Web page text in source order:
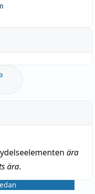
ära
ära.